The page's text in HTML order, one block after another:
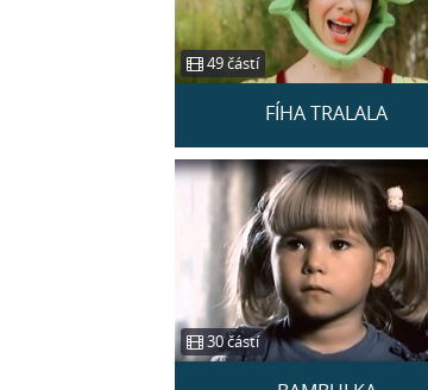
49 částí
FÍHA TRALALA
30 částí